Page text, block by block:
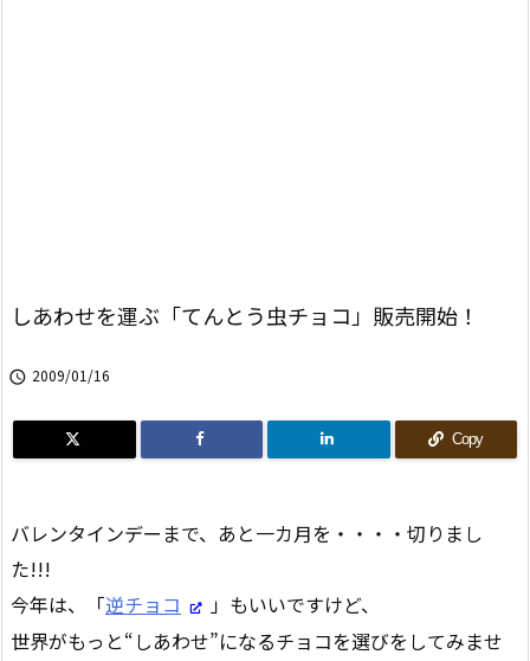
しあわせを運ぶ「てんとう虫チョコ」販売開始！
 2009/01/16
Copy
バレンタインデーまで、あと一カ月を・・・・切りまし
た!!!
今年は、「逆チョコ
」もいいですけど、
世界がもっと“しあわせ”になるチョコを選びをしてみませ